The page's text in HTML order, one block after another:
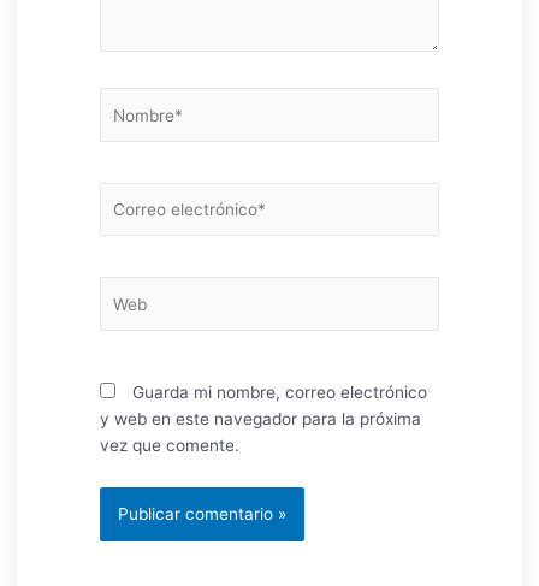
electrónico*
Guarda mi nombre, correo electrónico
y web en este navegador para la próxima
vez que comente.